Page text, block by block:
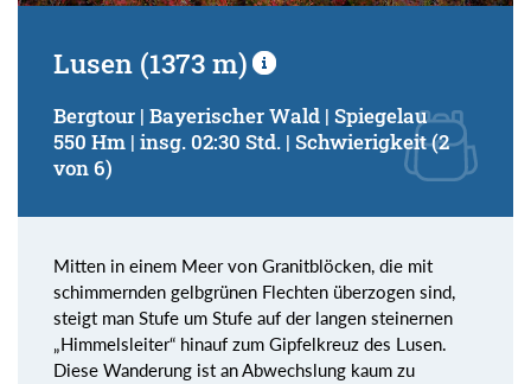
Lusen (1373 m)
Bergtour | Bayerischer Wald | Spiegelau
550 Hm | insg. 02:30 Std. | Schwierigkeit (2
von 6)
Mitten in einem Meer von Granitblöcken, die mit
schimmernden gelbgrünen Flechten überzogen sind,
steigt man Stufe um Stufe auf der langen steinernen
„Himmelsleiter“ hinauf zum Gipfelkreuz des Lusen.
Diese Wanderung ist an Abwechslung kaum zu